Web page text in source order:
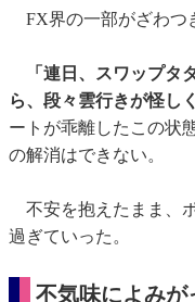
FX界の一部がざわつ
「連日、スワップタ
ら、段々雲行きが怪し
ートが乖離したこの状
の解消はできない。
不安を抱えたまま、
過ぎていった。
不気味によみが